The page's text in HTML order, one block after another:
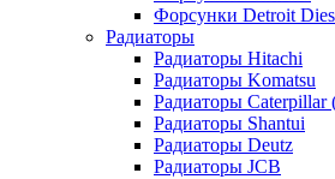
Форсунки Detroit
Радиаторы
Радиаторы Hitachi
Радиаторы Komatsu
Радиаторы Caterpillar
Радиаторы Shantui
Радиаторы Deutz
Радиаторы JCB